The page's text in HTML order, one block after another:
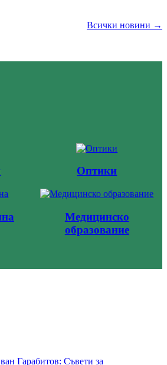
Всички новини →
Оптики
Медицинско
образование